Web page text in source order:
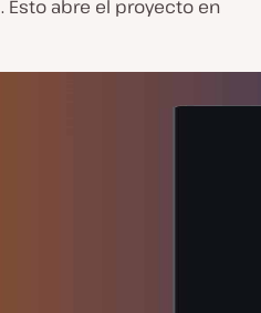
. Esto abre el proyecto en